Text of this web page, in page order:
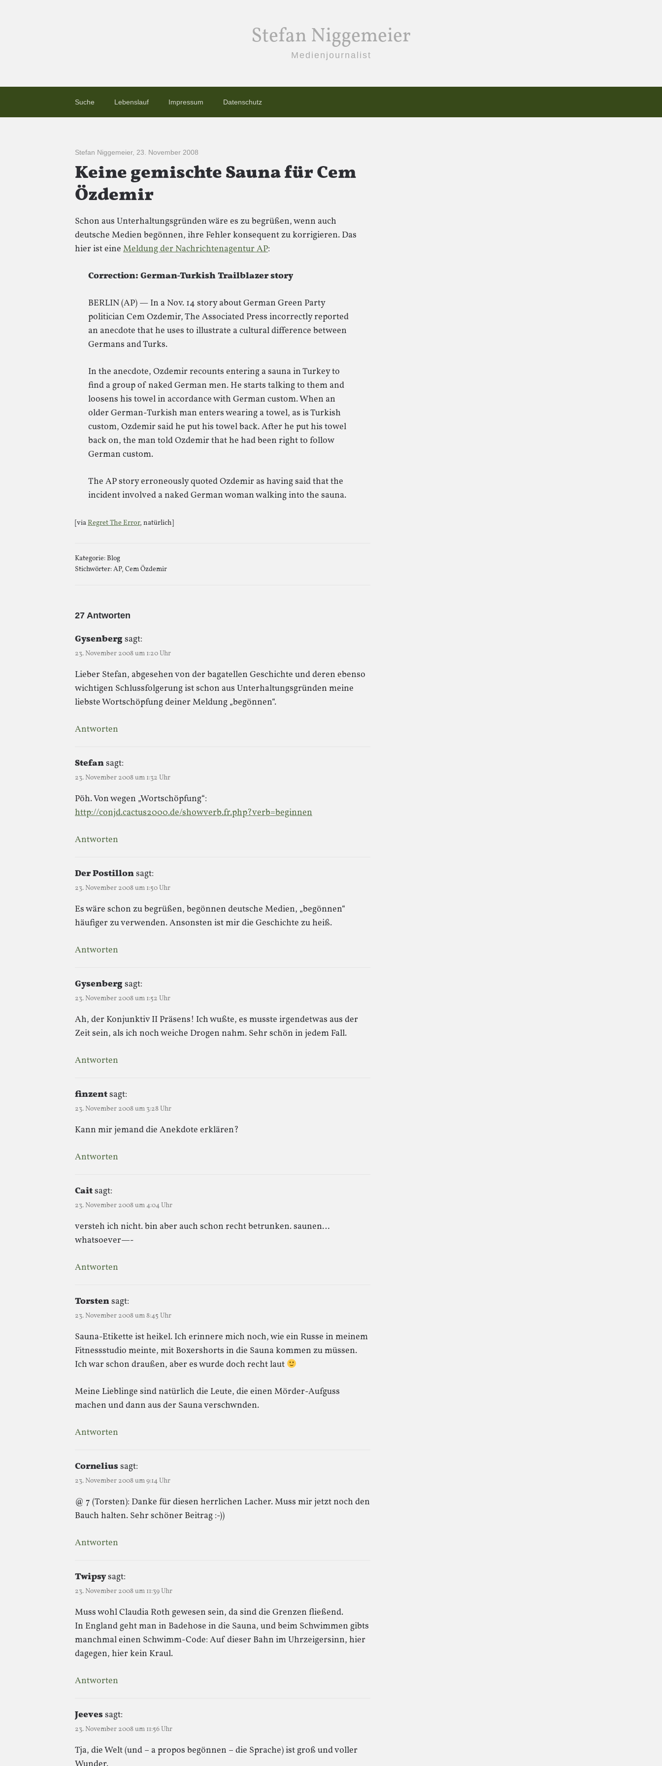
Stefan Niggemeier
Medienjournalist
Suche Lebenslauf Impressum Datenschutz
Stefan Niggemeier, 23. November 2008
Keine gemischte Sauna für Cem
Özdemir
Schon aus Unterhaltungsgründen wäre es zu begrüßen, wenn auch
deutsche Medien begönnen, ihre Fehler konsequent zu korrigieren. Das
hier ist eine Meldung der Nachrichtenagentur AP:
Correction: German-Turkish Trailblazer story
BERLIN (AP) — In a Nov. 14 story about German Green Party
politician Cem Ozdemir, The Associated Press incorrectly reported
an anecdote that he uses to illustrate a cultural difference between
Germans and Turks.
In the anecdote, Ozdemir recounts entering a sauna in Turkey to
find a group of naked German men. He starts talking to them and
loosens his towel in accordance with German custom. When an
older German-Turkish man enters wearing a towel, as is Turkish
custom, Ozdemir said he put his towel back. After he put his towel
back on, the man told Ozdemir that he had been right to follow
German custom.
The AP story erroneously quoted Ozdemir as having said that the
incident involved a naked German woman walking into the sauna.
[viaRegret The Error, natürlich]
Kategorie:Blog
Stichwörter:AP, Cem Özdemir
27 Antworten
Gysenbergsagt:
23. November 2008 um 1:20 Uhr
Lieber Stefan, abgesehen von der bagatellen Geschichte und deren ebenso
wichtigen Schlussfolgerung ist schon aus Unterhaltungsgründen meine
liebste Wortschöpfung deiner Meldung „begönnen“.
Antworten
Stefansagt:
23. November 2008 um 1:32 Uhr
Pöh. Von wegen „Wortschöpfung“:
http://conjd.cactus2000.de/showverb.fr.php?verb=beginnen
Antworten
Der Postillonsagt:
23. November 2008 um 1:50 Uhr
Es wäre schon zu begrüßen, begönnen deutsche Medien, „begönnen“
häufiger zu verwenden. Ansonsten ist mir die Geschichte zu heiß.
Antworten
Gysenbergsagt:
23. November 2008 um 1:52 Uhr
Ah, der Konjunktiv II Präsens! Ich wußte, es musste irgendetwas aus der
Zeit sein, als ich noch weiche Drogen nahm. Sehr schön in jedem Fall.
Antworten
finzentsagt:
23. November 2008 um 3:28 Uhr
Kann mir jemand die Anekdote erklären?
Antworten
Caitsagt:
23. November 2008 um 4:04 Uhr
versteh ich nicht. bin aber auch schon recht betrunken. saunen…
whatsoever—-
Antworten
Torstensagt:
23. November 2008 um 8:45 Uhr
Sauna-Etikette ist heikel. Ich erinnere mich noch, wie ein Russe in meinem
Fitnessstudio meinte, mit Boxershorts in die Sauna kommen zu müssen.
Ich war schon draußen, aber es wurde doch recht laut
Meine Lieblinge sind natürlich die Leute, die einen Mörder-Aufguss
machen und dann aus der Sauna verschwnden.
Antworten
Corneliussagt:
23. November 2008 um 9:14 Uhr
@ 7 (Torsten): Danke für diesen herrlichen Lacher. Muss mir jetzt noch den
Bauch halten. Sehr schöner Beitrag :-))
Antworten
Twipsysagt:
23. November 2008 um 11:39 Uhr
Muss wohl Claudia Roth gewesen sein, da sind die Grenzen fließend.
In England geht man in Badehose in die Sauna, und beim Schwimmen gibts
manchmal einen Schwimm-Code: Auf dieser Bahn im Uhrzeigersinn, hier
dagegen, hier kein Kraul.
Antworten
Jeevessagt:
23. November 2008 um 11:56 Uhr
Tja, die Welt (und – a propos begönnen – die Sprache) ist groß und voller